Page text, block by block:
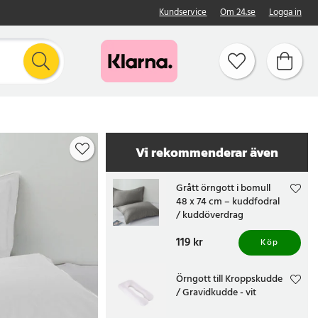
Kundservice Om 24.se Logga in
Vi rekommenderar även
Grått örngott i bomull
48 x 74 cm – kuddfodral
/ kuddöverdrag
Pris :119 kr
119 kr Köp
Örngott till Kroppskudde
/ Gravidkudde - vit